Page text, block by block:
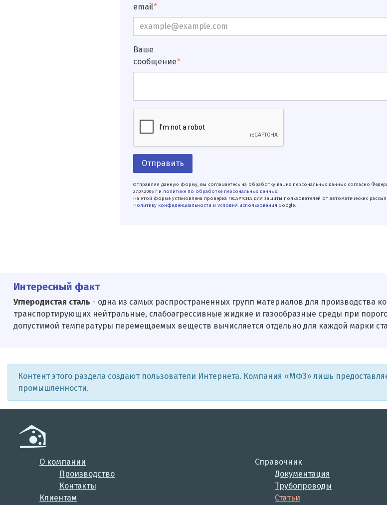
email
Ваше
сообщение
Отправить
Отправляя данную форму, вы соглашаетесь на обработку ваших персональных данных согласно
27.07.2006 г и политике по обработке персональных данных.
На этой форме установлена проверка reCAPTCHA для защиты пользователей от автоматических
Политику конфиденциальности и Условия использования Google.
Интересный факт
Углеродистая сталь - одна из самых распространенных групп материалов для производства
транспортирующих нейтральные, слабоагрессивные жидкие и газообразные среды при
допустимой температуры перемещаемых веществ вычисляется отдельно для каждой марки
Контент этого раздела создают пользователи Интернета. Компания «МФЗ» лишь
промышленности.
О компании
Производство
Контакты
Клиентам
Справочник
Документация
Трубопроводы
Статьи